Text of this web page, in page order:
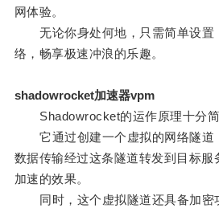
网体验。
无论你身处何地，只需简单设置
络，畅享极速冲浪的乐趣。
shadowrocket加速器vpm
Shadowrocket的运作原理十分简
它通过创建一个虚拟的网络隧道
数据传输经过这条隧道转发到目标服
加速的效果。
同时，这个虚拟隧道还具备加密